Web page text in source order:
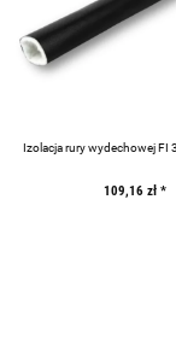
Izolacja rury wydechowej FI
109,16 zł *